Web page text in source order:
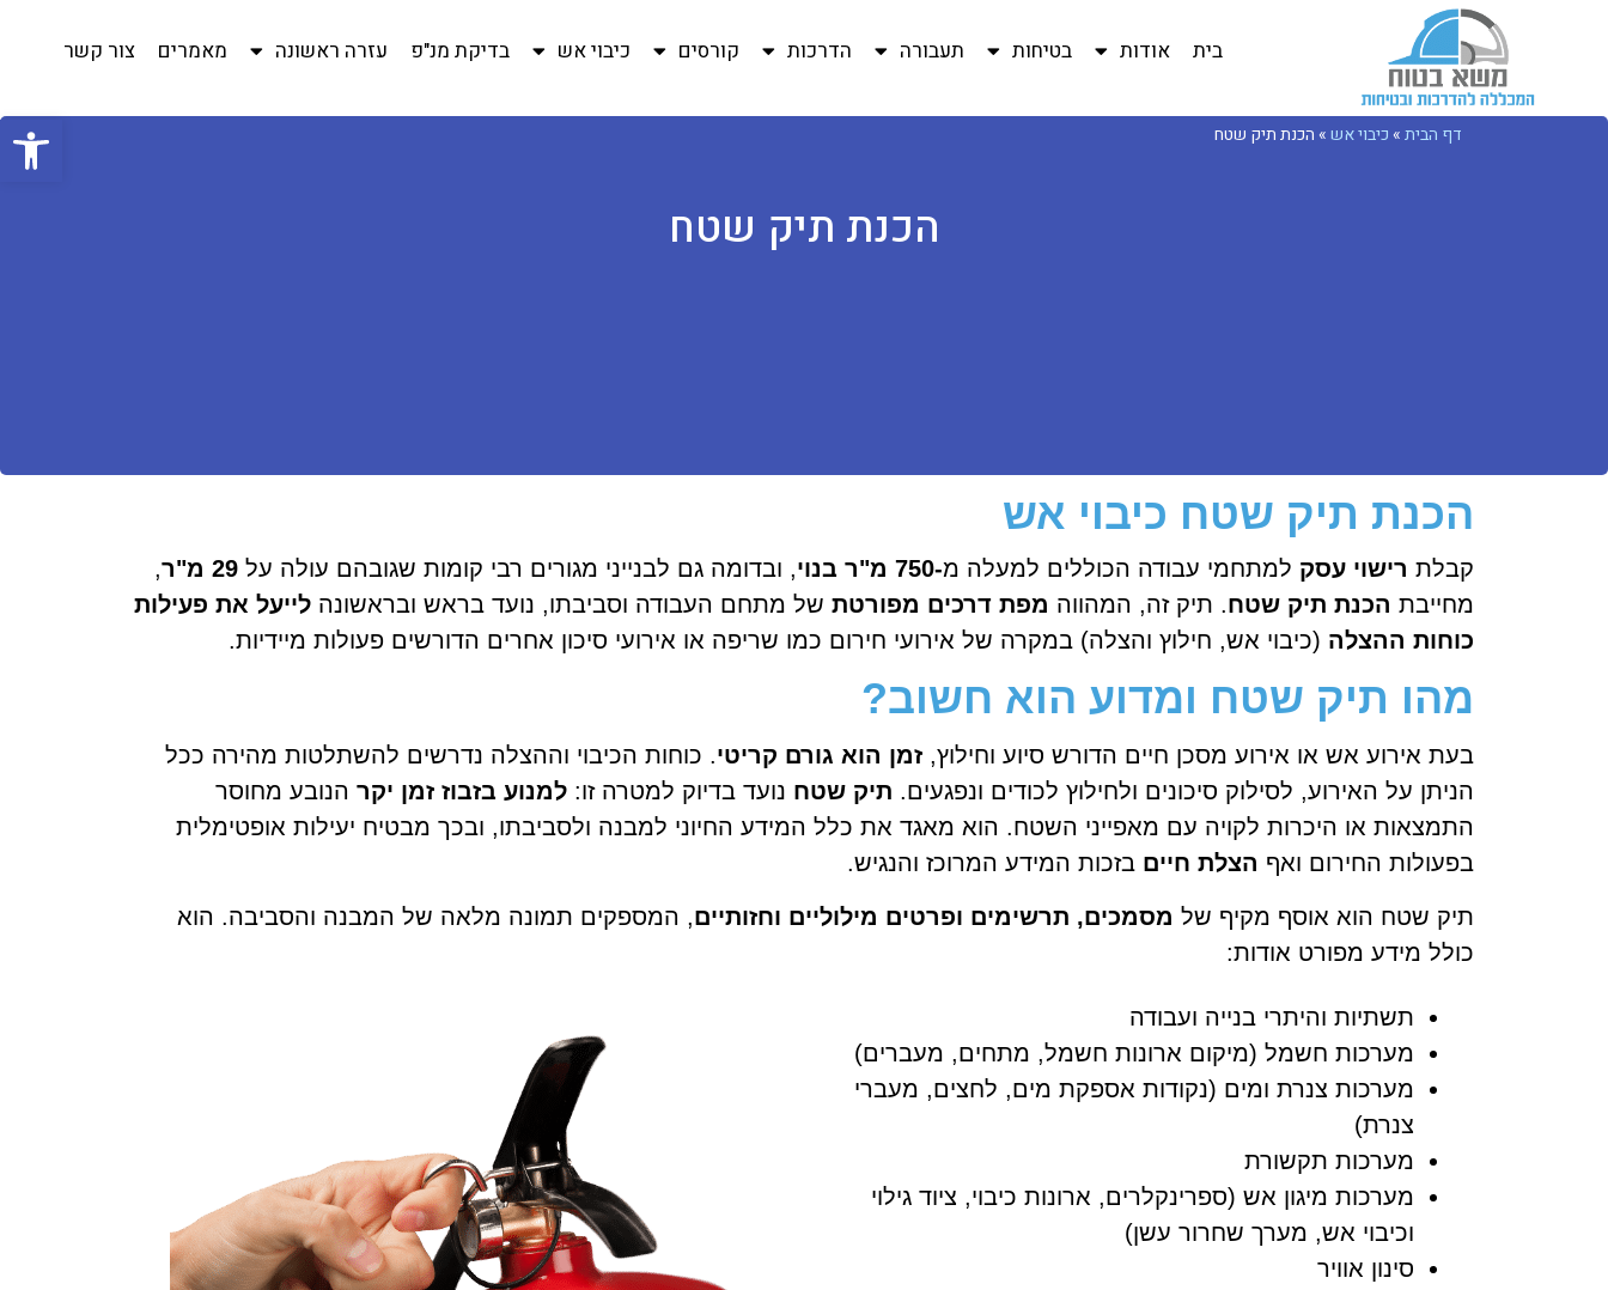
פתח
בית אודות בטיחות תעבורה הדרכות קורסים כיבוי אש בדיקת מנ"פ עזרה ראשונה מאמרים צור קשר
דף הבית» כיבוי אש» הכנת תיק שטח
הכנת תיק שטח
הכנת תיק שטח כיבוי אש
קבלת רישוי עסק למתחמי עבודה הכוללים למעלה מ-750 מ"ר בנוי , ובדומה גם לבנייני מגורים רבי קומות שגובהם עולה על 29 מ"ר
,
מחייבת הכנת תיק שטח. תיק זה, המהווה מפת דרכים מפורטת של מתחם העבודה וסביבתו, נועד בראש ובראשונה לייעל את פעילות
כוחות ההצלה (כיבוי אש, חילוץ והצלה) במקרה של אירועי חירום כמו שריפה או אירועי סיכון אחרים הדורשים פעולות מיידיות.
מהו תיק שטח ומדוע הוא חשוב?
בעת אירוע אש או אירוע מסכן חיים הדורש סיוע וחילוץ, זמן הוא גורם קריטי. כוחות הכיבוי וההצלה נדרשים להשתלטות מהירה ככל
הניתן על האירוע, לסילוק סיכונים ולחילוץ לכודים ונפגעים. תיק שטח נועד בדיוק למטרה זו: למנוע בזבוז זמן יקר הנובע מחוסר
התמצאות או היכרות לקויה עם מאפייני השטח. הוא מאגד את כלל המידע החיוני למבנה ולסביבתו, ובכך מבטיח יעילות אופטימלית
בפעולות החירום ואף הצלת חיים בזכות המידע המרוכז והנגיש.
תיק שטח הוא אוסף מקיף של מסמכים, תרשימים ופרטים מילוליים וחזותיים, המספקים תמונה מלאה של המבנה והסביבה. הוא
כולל מידע מפורט אודות:
תשתיות והיתרי בנייה ועבודה
מערכות חשמל (מיקום ארונות חשמל, מתחים, מעברים)
מערכות צנרת ומים (נקודות אספקת מים, לחצים, מעברי
צנרת)
מערכות תקשורת
מערכות מיגון אש (ספרינקלרים, ארונות כיבוי, ציוד גילוי
וכיבוי אש, מערך שחרור עשן)
סינון אוויר